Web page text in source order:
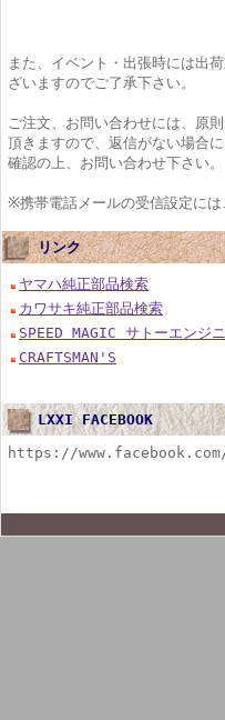
また、イベント・出張時には出
ざいますのでご了承下さい。
ご注文、お問い合わせには、原
頂きますので、返信がない場合
確認の上、お問い合わせ下さい。
※携帯電話メールの受信設定には
リンク
ヤマハ純正部品検索
カワサキ純正部品検索
SPEED MAGIC サトーエンジ
CRAFTSMAN'S
LXXI FACEBOOK
https://